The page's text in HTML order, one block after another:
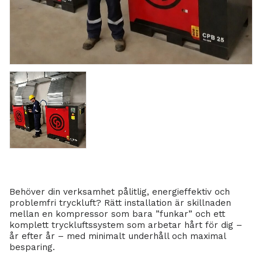
Behöver din verksamhet pålitlig, energieffektiv och
problemfri tryckluft? Rätt installation är skillnaden
mellan en kompressor som bara ”funkar” och ett
komplett tryckluftssystem som arbetar hårt för dig –
år efter år – med minimalt underhåll och maximal
besparing.